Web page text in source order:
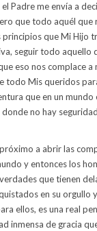
Padre me envía a
que todo aquél que
que Mi Hijo
seguir todo aquello
eso nos complace
todo Mis queridos
que en un mundo
no hay
a abrir las
y entonces los
que tienen
en su orgullo
ellos, es una real
inmensa de gracia